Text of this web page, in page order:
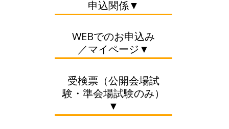
申込関係▼
WEBでのお申込み
／マイページ▼
受検票（公開会場試
験・準会場試験のみ）
▼